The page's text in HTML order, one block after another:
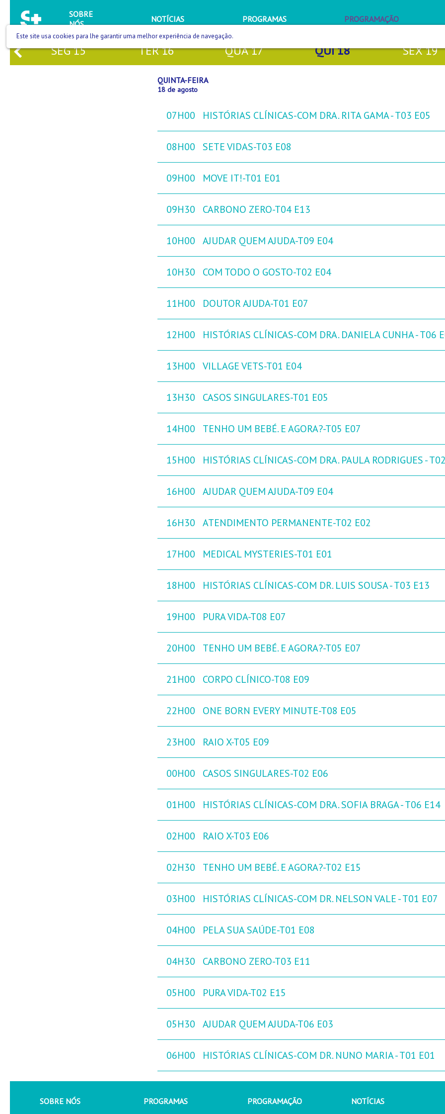
SOBRE
NÓS
NOTÍCIAS PROGRAMAS PROGRAMAÇÃO
SEG15 TER16 QUA17 QUI18 SEX19
QUINTA-FEIRA
18 de agosto
07H00 HISTÓRIAS CLÍNICAS-COM DRA. RITA GAMA - T03 E05
08H00 SETE VIDAS-T03 E08
09H00 MOVE IT!-T01 E01
09H30 CARBONO ZERO-T04 E13
10H00 AJUDAR QUEM AJUDA-T09 E04
10H30 COM TODO O GOSTO-T02 E04
11H00 DOUTOR AJUDA-T01 E07
12H00 HISTÓRIAS CLÍNICAS-COM DRA. DANIELA CUNHA - T06
13H00 VILLAGE VETS-T01 E04
13H30 CASOS SINGULARES-T01 E05
14H00 TENHO UM BEBÉ. E AGORA?-T05 E07
15H00 HISTÓRIAS CLÍNICAS-COM DRA. PAULA RODRIGUES -
16H00 AJUDAR QUEM AJUDA-T09 E04
16H30 ATENDIMENTO PERMANENTE-T02 E02
17H00 MEDICAL MYSTERIES-T01 E01
18H00 HISTÓRIAS CLÍNICAS-COM DR. LUIS SOUSA - T03 E13
19H00 PURA VIDA-T08 E07
20H00 TENHO UM BEBÉ. E AGORA?-T05 E07
21H00 CORPO CLÍNICO-T08 E09
22H00 ONE BORN EVERY MINUTE-T08 E05
23H00 RAIO X-T05 E09
00H00 CASOS SINGULARES-T02 E06
01H00 HISTÓRIAS CLÍNICAS-COM DRA. SOFIA BRAGA - T06 E14
02H00 RAIO X-T03 E06
02H30 TENHO UM BEBÉ. E AGORA?-T02 E15
03H00 HISTÓRIAS CLÍNICAS-COM DR. NELSON VALE - T01 E07
04H00 PELA SUA SAÚDE-T01 E08
04H30 CARBONO ZERO-T03 E11
05H00 PURA VIDA-T02 E15
05H30 AJUDAR QUEM AJUDA-T06 E03
06H00 HISTÓRIAS CLÍNICAS-COM DR. NUNO MARIA - T01 E01
SOBRE NÓS PROGRAMAS PROGRAMAÇÃO NOTÍCIAS
Este site usa cookies para lhe garantir uma melhor experiência de navegação.